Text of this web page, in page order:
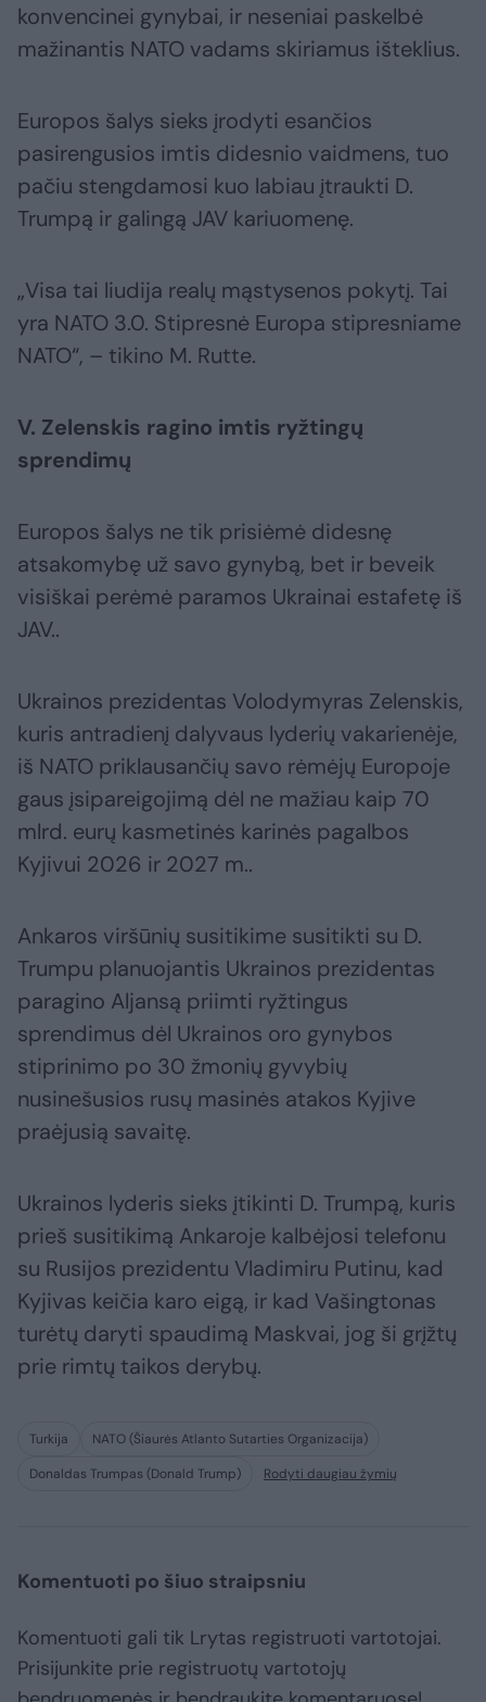
konvencinei gynybai, ir neseniai paskelbė
mažinantis NATO vadams skiriamus išteklius.
Europos šalys sieks įrodyti esančios
pasirengusios imtis didesnio vaidmens, tuo
pačiu stengdamosi kuo labiau įtraukti D.
Trumpą ir galingą JAV kariuomenę.
„Visa tai liudija realų mąstysenos pokytį. Tai
yra NATO 3.0. Stipresnė Europa stipresniame
NATO“, – tikino M. Rutte.
V. Zelenskis ragino imtis ryžtingų
sprendimų
Europos šalys ne tik prisiėmė didesnę
atsakomybę už savo gynybą, bet ir beveik
visiškai perėmė paramos Ukrainai estafetę iš
JAV..
Ukrainos prezidentas Volodymyras Zelenskis,
kuris antradienį dalyvaus lyderių vakarienėje,
iš NATO priklausančių savo rėmėjų Europoje
gaus įsipareigojimą dėl ne mažiau kaip 70
mlrd. eurų kasmetinės karinės pagalbos
Kyjivui 2026 ir 2027 m..
Ankaros viršūnių susitikime susitikti su D.
Trumpu planuojantis Ukrainos prezidentas
paragino Aljansą priimti ryžtingus
sprendimus dėl Ukrainos oro gynybos
stiprinimo po 30 žmonių gyvybių
nusinešusios rusų masinės atakos Kyjive
praėjusią savaitę.
Ukrainos lyderis sieks įtikinti D. Trumpą, kuris
prieš susitikimą Ankaroje kalbėjosi telefonu
su Rusijos prezidentu Vladimiru Putinu, kad
Kyjivas keičia karo eigą, ir kad Vašingtonas
turėtų daryti spaudimą Maskvai, jog ši grįžtų
prie rimtų taikos derybų.
Turkija
NATO (Šiaurės Atlanto Sutarties Organizacija)
Donaldas Trumpas (Donald Trump)
Rodyti daugiau žymių
Komentuoti po šiuo straipsniu
Komentuoti gali tik Lrytas registruoti vartotojai.
Prisijunkite prie registruotų vartotojų